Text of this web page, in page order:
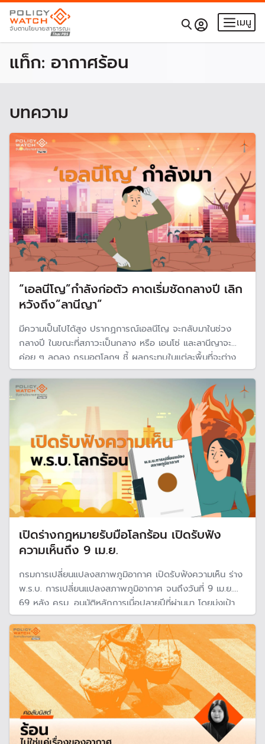
เมนู
แท็ก: อากาศร้อน
บทความ
“เอลนีโญ”กำลังก่อตัว คาดเริ่มชัดกลางปี เลิก
หวังถึง”ลานีญา”
มีความเป็นไปได้สูง ปรากฏการณ์เอลนีโญ จะกลับมาในช่วง
กลางปี ในขณะที่สภาวะเป็นกลาง หรือ เอนโซ่ และลานีญาจะ
ค่อย ๆ ลดลง กรมอุตุโลกฯ ชี้ ผลกระทบในแต่ละพื้นที่จะต่าง
กัน มีโอกาสที่บางพื้นที่จะ 'รุนแรง' กว่าที่ไหนๆ ควรเตรียม
รับมือกับสภาพอากาศที่จะเปลี่ยนแปลงครั้งใหญ่
เปิดร่างกฎหมายรับมือโลกร้อน เปิดรับฟัง
ความเห็นถึง 9 เม.ย.
กรมการเปลี่ยนแปลงสภาพภูมิอากาศ เปิดรับฟังความเห็น ร่าง
พ.ร.บ. การเปลี่ยนแปลงสภาพภูมิอากาศ จนถึงวันที่ 9 เม.ย.
69 หลัง ครม. อนุมัติหลักการเมื่อปลายปีที่ผ่านมา โดยมุ่งเป้า
ป้องกันและลดความรุนแรงของโลกร้อน สอดคล้องกับกรอบ
อนุสัญญาสหประชาชาติว่าด้วยการเปลี่ยนแปลงสภาพภูมิ
อากาศ